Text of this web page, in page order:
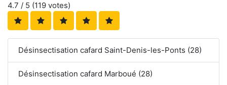
4.7 / 5 (119 votes)
Désinsectisation cafard Saint-Denis-les-Ponts (28)
Désinsectisation cafard Marboué (28)